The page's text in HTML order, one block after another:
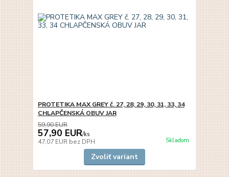
PROTETIKA MAX GREY č. 27, 28, 29, 30, 31, 33, 34
CHLAPČENSKÁ OBUV JAR
59,90 EUR
57,90 EUR/ks
47,07 EUR bez DPH Skladom
Zvoliť variant